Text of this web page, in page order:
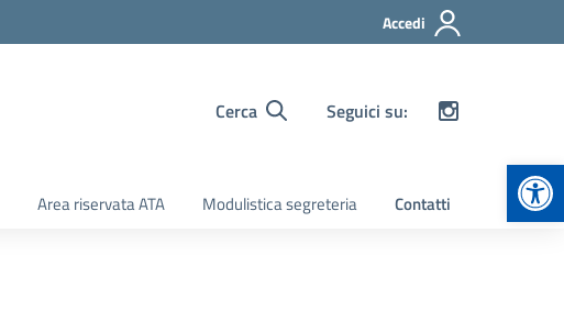
Accedi
Cerca Seguici su:
Area riservata ATA Modulistica segreteria Contatti